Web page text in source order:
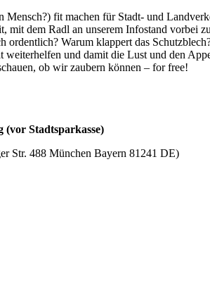
Mensch?) fit machen für Stadt- und
dem Radl an unserem Infostand vorbei
ordentlich? Warum klappert das
und damit die Lust und den
ob wir zaubern können – for free!
(vor Stadtsparkasse)
Str. 488 München Bayern 81241 DE)